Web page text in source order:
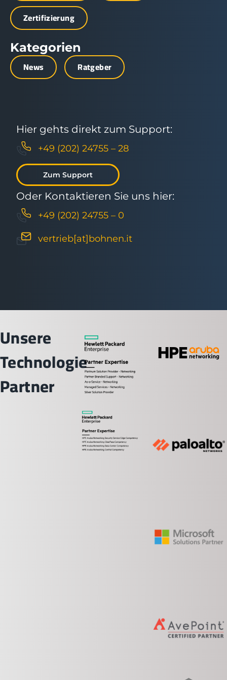
Zertifizierung
Kategorien
News Ratgeber
Hier gehts direkt zum Support:
+49 (202) 24755 – 28
Zum Support
Oder Kontaktieren Sie uns hier:
+49 (202) 24755 – 0
vertrieb[at]bohnen.it
Unsere
Technologie
Partner